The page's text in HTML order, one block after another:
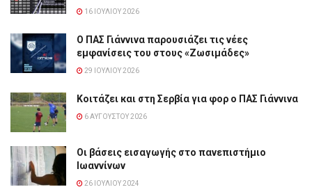
16 ΙΟΥΛΊΟΥ 2026
Ο ΠΑΣ Γιάννινα παρουσιάζει τις νέες
εμφανίσεις του στους «Ζωσιμάδες»
29 ΙΟΥΛΊΟΥ 2026
Κοιτάζει και στη Σερβία για φορ ο ΠΑΣ Γιάννινα
6 ΑΥΓΟΎΣΤΟΥ 2026
Οι βάσεις εισαγωγής στο πανεπιστήμιο
Ιωαννίνων
26 ΙΟΥΛΊΟΥ 2024